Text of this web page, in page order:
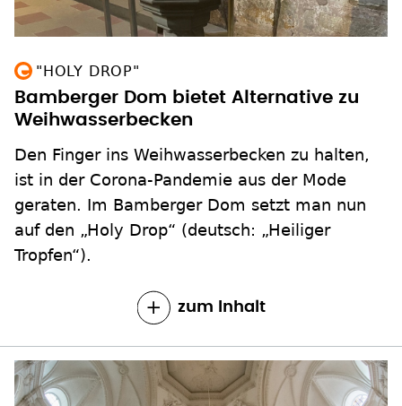
"HOLY DROP"
Bamberger Dom bietet Alternative zu
Weihwasserbecken
Den Finger ins Weihwasserbecken zu halten,
ist in der Corona-Pandemie aus der Mode
geraten. Im Bamberger Dom setzt man nun
auf den „Holy Drop“ (deutsch: „Heiliger
Tropfen“).
zum Inhalt